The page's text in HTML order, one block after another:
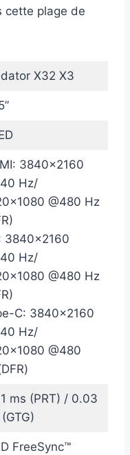
cette plage de
X32 X3
3840×2160
Hz/
@480 Hz
3840×2160
Hz/
@480 Hz
C: 3840×2160
Hz/
@480
ms (PRT) / 0.03
FreeSync™